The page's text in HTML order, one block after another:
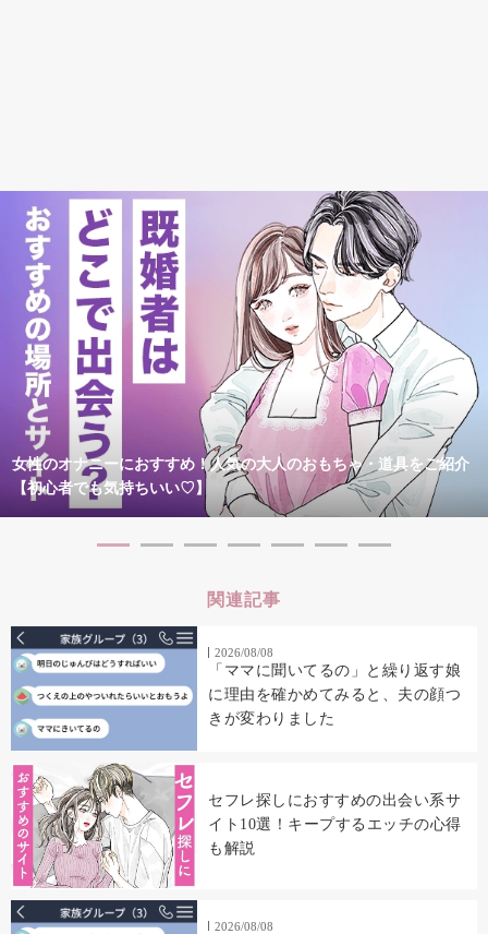
女性のオナニーにおすすめ！人気の大人のおもちゃ・道具をご紹介
【初心者でも気持ちいい♡】
関連記事
2026/08/08
「ママに聞いてるの」と繰り返す娘
に理由を確かめてみると、夫の顔つ
きが変わりました
セフレ探しにおすすめの出会い系サ
イト10選！キープするエッチの心得
も解説
2026/08/08